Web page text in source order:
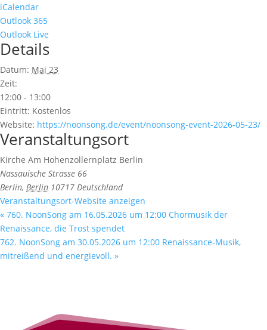
iCalendar
Outlook 365
Outlook Live
Details
Datum: Mai 23
Zeit:
12:00 - 13:00
Eintritt: Kostenlos
Website: https://noonsong.de/event/noonsong-event-2026-05-23/
Veranstaltungsort
Kirche Am Hohenzollernplatz Berlin
Nassauische Strasse 66
Berlin, Berlin 10717 Deutschland
Veranstaltungsort-Website anzeigen
« 760. NoonSong am 16.05.2026 um 12:00 Chormusik der
Renaissance, die Trost spendet
762. NoonSong am 30.05.2026 um 12:00 Renaissance-Musik,
mitreißend und energievoll. »